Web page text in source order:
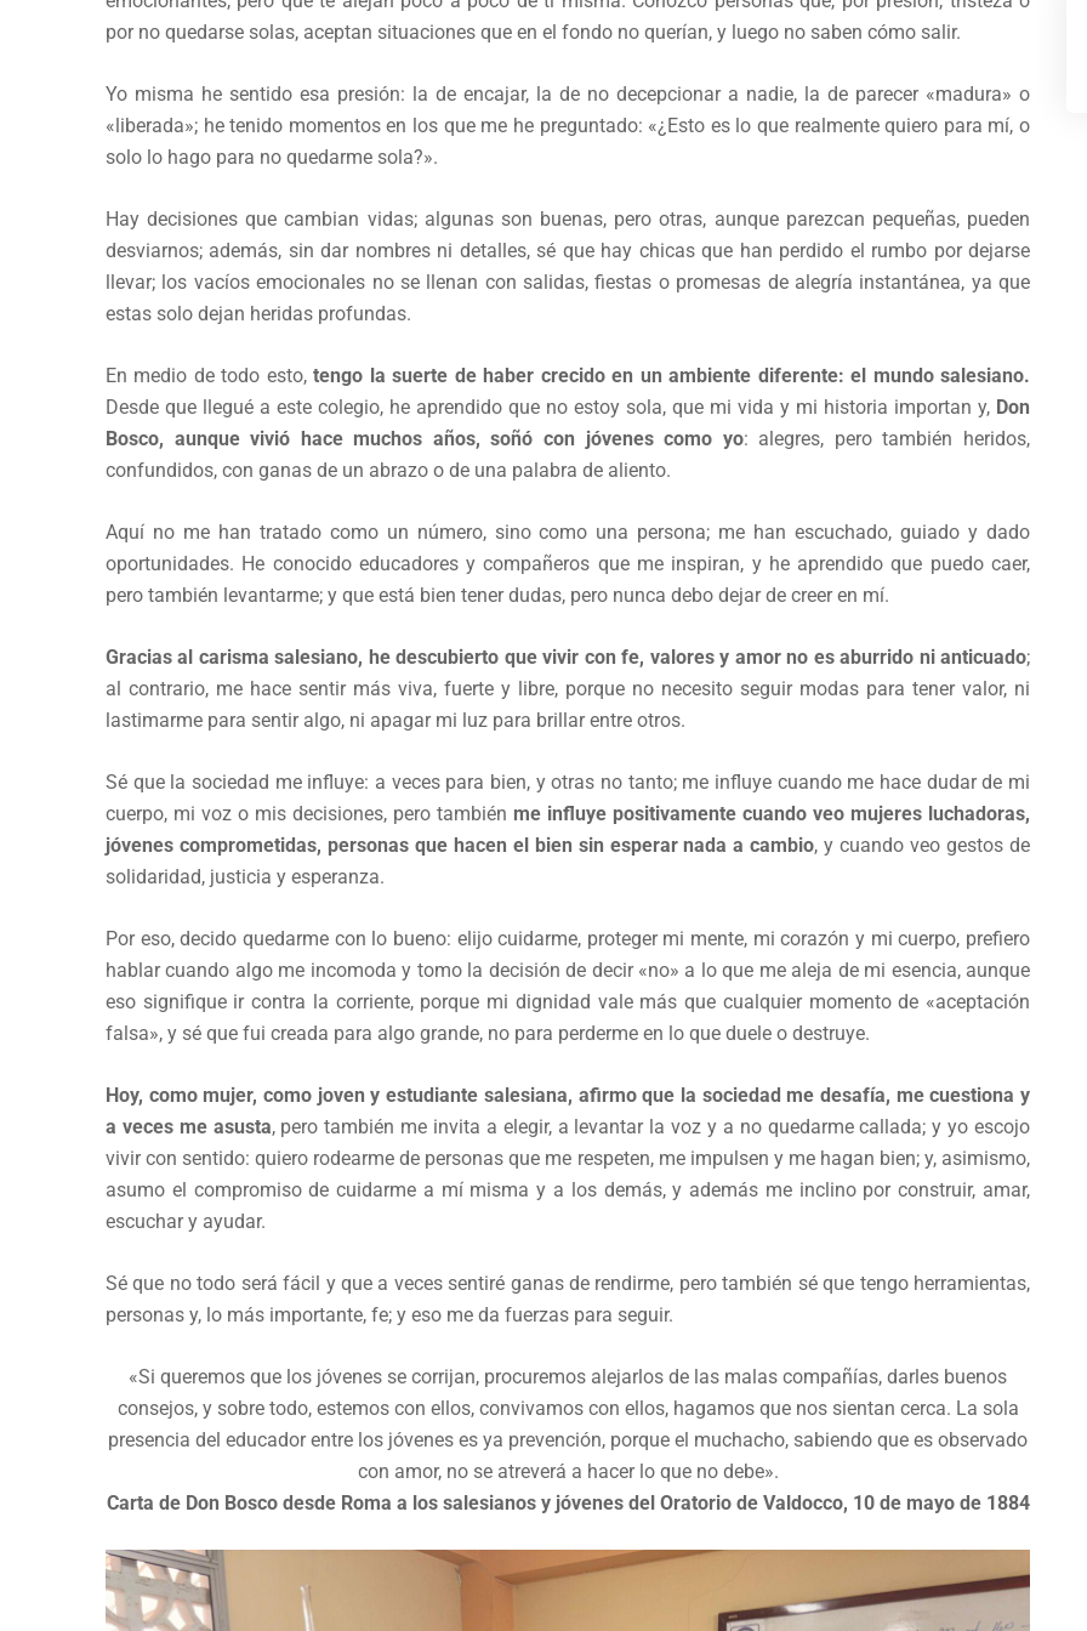
por no quedarse solas, aceptan situaciones que en el fondo no querían, y luego no saben cómo salir.
Yo misma he sentido esa presión: la de encajar, la de no decepcionar a nadie, la de parecer «madura» o
«liberada»; he tenido momentos en los que me he preguntado: «¿Esto es lo que realmente quiero para mí, o
solo lo hago para no quedarme sola?».
Hay decisiones que cambian vidas; algunas son buenas, pero otras, aunque parezcan pequeñas, pueden
desviarnos; además, sin dar nombres ni detalles, sé que hay chicas que han perdido el rumbo por dejarse
llevar; los vacíos emocionales no se llenan con salidas, fiestas o promesas de alegría instantánea, ya que
estas solo dejan heridas profundas.
En medio de todo esto,tengo la suerte de haber crecido en un ambiente diferente: el mundo salesiano.
Desde que llegué a este colegio, he aprendido que no estoy sola, que mi vida y mi historia importan y, Don
Bosco, aunque vivió hace muchos años, soñó con jóvenes como yo: alegres, pero también heridos,
confundidos, con ganas de un abrazo o de una palabra de aliento.
Aquí no me han tratado como un número, sino como una persona; me han escuchado, guiado y dado
oportunidades. He conocido educadores y compañeros que me inspiran, y he aprendido que puedo caer,
pero también levantarme; y que está bien tener dudas, pero nunca debo dejar de creer en mí.
Gracias al carisma salesiano, he descubierto que vivir con fe, valores y amor no es aburrido ni anticuado;
al contrario, me hace sentir más viva, fuerte y libre, porque no necesito seguir modas para tener valor, ni
lastimarme para sentir algo, ni apagar mi luz para brillar entre otros.
Sé que la sociedad me influye: a veces para bien, y otras no tanto; me influye cuando me hace dudar de mi
cuerpo, mi voz o mis decisiones, pero también me influye positivamente cuando veo mujeres luchadoras,
jóvenes comprometidas, personas que hacen el bien sin esperar nada a cambio, y cuando veo gestos de
solidaridad, justicia y esperanza.
Por eso, decido quedarme con lo bueno: elijo cuidarme, proteger mi mente, mi corazón y mi cuerpo, prefiero
hablar cuando algo me incomoda y tomo la decisión de decir «no» a lo que me aleja de mi esencia, aunque
eso signifique ir contra la corriente, porque mi dignidad vale más que cualquier momento de «aceptación
falsa», y sé que fui creada para algo grande, no para perderme en lo que duele o destruye.
Hoy, como mujer, como joven y estudiante salesiana, afirmo que la sociedad me desafía, me cuestiona y
a veces me asusta, pero también me invita a elegir, a levantar la voz y a no quedarme callada; y yo escojo
vivir con sentido: quiero rodearme de personas que me respeten, me impulsen y me hagan bien; y, asimismo,
asumo el compromiso de cuidarme a mí misma y a los demás, y además me inclino por construir, amar,
escuchar y ayudar.
Sé que no todo será fácil y que a veces sentiré ganas de rendirme, pero también sé que tengo herramientas,
personas y, lo más importante, fe; y eso me da fuerzas para seguir.
«Si queremos que los jóvenes se corrijan, procuremos alejarlos de las malas compañías, darles buenos
consejos, y sobre todo, estemos con ellos, convivamos con ellos, hagamos que nos sientan cerca. La sola
presencia del educador entre los jóvenes es ya prevención, porque el muchacho, sabiendo que es observado
con amor, no se atreverá a hacer lo que no debe».
Carta de Don Bosco desde Roma a los salesianos y jóvenes del Oratorio de Valdocco, 10 de mayo de 1884